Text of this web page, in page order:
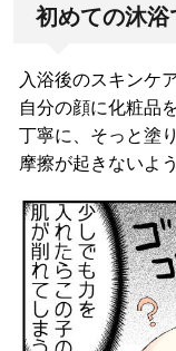
初めての沐
入浴後のスキンケア
自分の顔に化粧品
丁寧に、そっと塗
摩擦が起きないよ